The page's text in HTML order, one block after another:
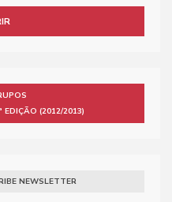
EDIÇÃO (2012/2013)
NEWSLETTER